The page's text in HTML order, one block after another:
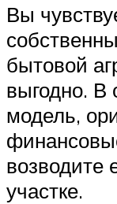
Вы
бытовой
выгодно. В
модель,
возводите
участке.